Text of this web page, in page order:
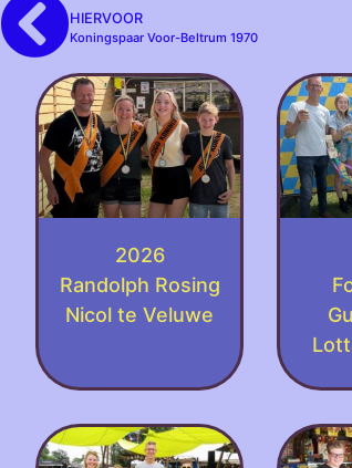
HIERVOOR
Koningspaar Voor-Beltrum 1970
2026
Randolph Rosing
Nicol te Veluwe